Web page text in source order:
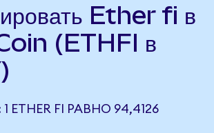
Ether fi в
(ETHFI в
1 ETHER FI РАВНО 94,4126